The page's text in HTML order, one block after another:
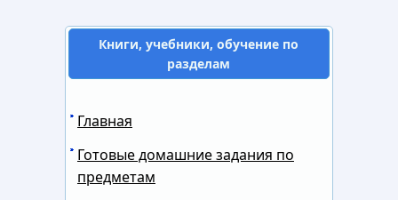
Книги, учебники, обучение по
разделам
Главная
Готовые домашние задания по
предметам